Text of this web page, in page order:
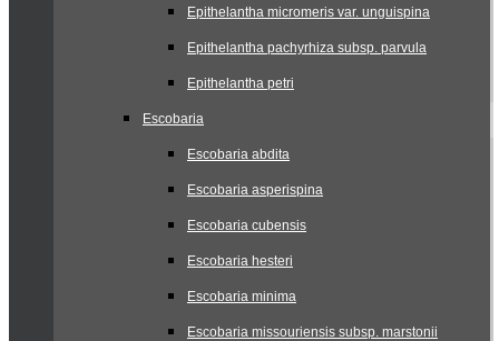
Epithelantha micromeris var. unguispina
Epithelantha pachyrhiza subsp. parvula
Epithelantha petri
Escobaria
Escobaria abdita
Escobaria asperispina
Escobaria cubensis
Escobaria hesteri
Escobaria minima
Escobaria missouriensis subsp. marstonii